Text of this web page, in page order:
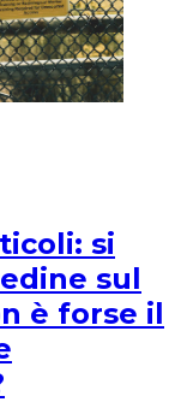
si
sul
è forse il